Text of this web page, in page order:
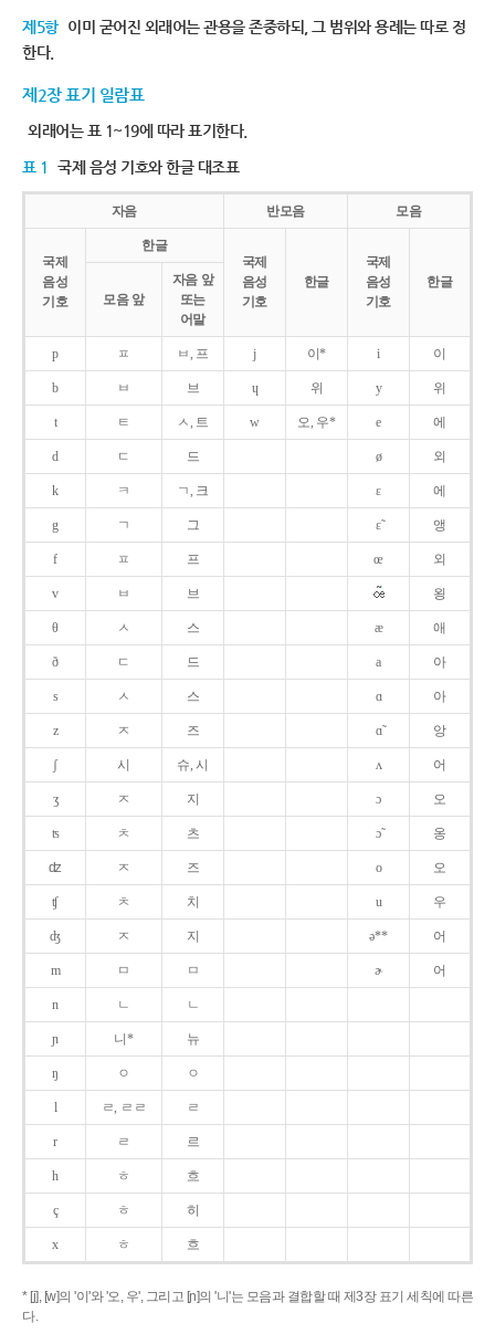
제5항 이미 굳어진 외래어는 관용을 존중하되, 그 범위와 용례는 따로 정
한다.
제2장 표기 일람표
외래어는 표 1~19에 따라 표기한다.
표 1 국제 음성 기호와 한글 대조표
자음 반모음 모음
국제
음성
기호
한글
국제
음성
기호
한글
국제
음성
기호
한글
모음 앞
자음 앞
또는
어말
p ㅍ ㅂ, 프 j 이* i 이
b ㅂ 브 ɥ 위 y 위
t ㅌ ㅅ, 트 w 오, 우* e 에
d ㄷ 드 ø 외
k ㅋ ㄱ, 크 ɛ 에
g ㄱ 그 ɛ̃ 앵
f ㅍ 프 œ 외
v ㅂ 브 욍
θ ㅅ 스 æ 애
ð ㄷ 드 a 아
s ㅅ 스 ɑ 아
z ㅈ 즈 ɑ̃ 앙
ʃ 시 슈, 시 ʌ 어
ʒ ㅈ 지 ɔ 오
ʦ ㅊ 츠 ɔ̃ 옹
ʣ ㅈ 즈 o 오
ʧ ㅊ 치 u 우
ʤ ㅈ 지 ə** 어
m ㅁ ㅁ ɚ 어
n ㄴ ㄴ
ɲ 니* 뉴
ŋ ㅇ ㅇ
l ㄹ, ㄹㄹ ㄹ
r ㄹ 르
h ㅎ 흐
ç ㅎ 히
x ㅎ 흐
* [j], [w]의 '이'와 '오, 우', 그리고 [ɲ]의 '니'는 모음과 결합할 때 제3장 표기 세칙에 따른
다.